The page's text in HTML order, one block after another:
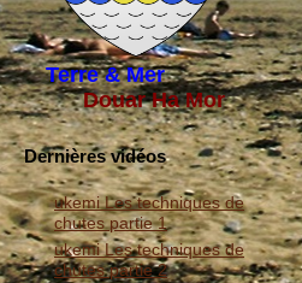
Terre & Mer
Douar Ha Mor
Dernières vidéos
ukemi Les techniques de
chutes partie 1
ukemi Les techniques de
chutes partie 2